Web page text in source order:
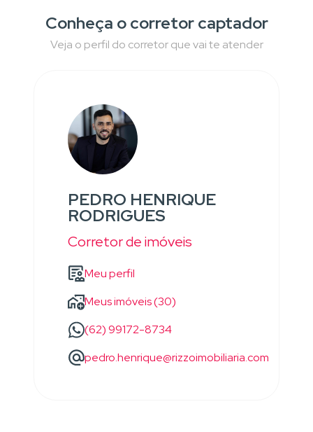
Conheça o corretor captador
Veja o perfil do corretor que vai te atender
PEDRO HENRIQUE
RODRIGUES
Corretor de imóveis
Meu perfil
Meus imóveis (30)
(62) 99172-8734
pedro.henrique@rizzoimobiliaria.com